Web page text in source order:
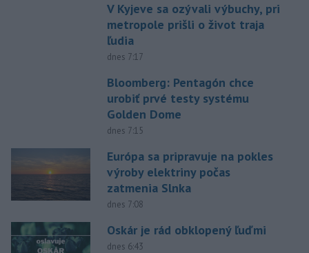
V Kyjeve sa ozývali výbuchy, pri
metropole prišli o život traja
ľudia
dnes 7:17
Bloomberg: Pentagón chce
urobiť prvé testy systému
Golden Dome
dnes 7:15
Európa sa pripravuje na pokles
výroby elektriny počas
zatmenia Slnka
dnes 7:08
Oskár je rád obklopený ľuďmi
dnes 6:43